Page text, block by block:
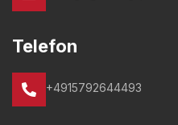
Telefon
+4915792644493